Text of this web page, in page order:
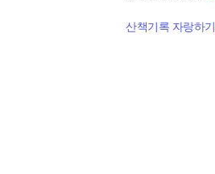
산책기록 자랑하기